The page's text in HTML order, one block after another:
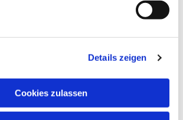
Details zeigen
Cookies zulassen